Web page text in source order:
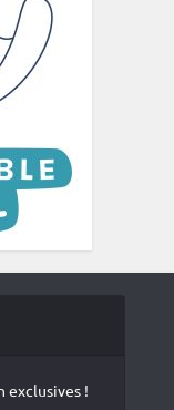
exclusives !